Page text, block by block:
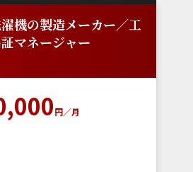
機の製造メーカー／工
マネージャー
円／月